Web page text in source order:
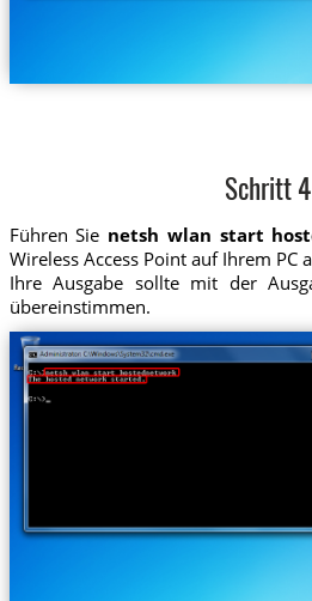
Schritt 4
Führen Sie netsh wlan start
Wireless Access Point auf Ihrem PC
Ihre Ausgabe sollte mit der
übereinstimmen.